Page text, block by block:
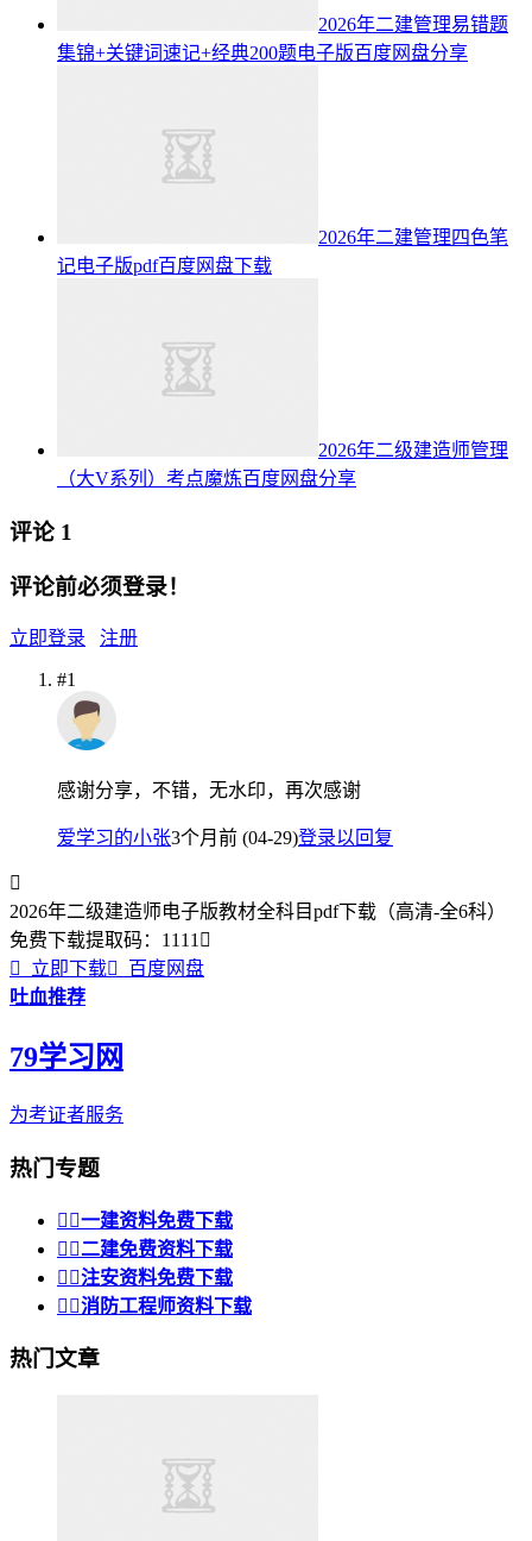
2026年二建管理易错题
集锦+关键词速记+经典200题电子版百度网盘分享
2026年二建管理四色笔
记电子版pdf百度网盘下载
2026年二级建造师管理
（大V系列）考点魔炼百度网盘分享
评论 1
评论前必须登录！
立即登录 注册
#1
感谢分享，不错，无水印，再次感谢
爱学习的小张3个月前 (04-29)登录以回复

2026年二级建造师电子版教材全科目pdf下载（高清-全6科）
免费下载提取码： 1111 

立即下载
百度网盘
吐血推荐
79学习网
为考证者服务
热门专题
 一建资料免费下载
 二建免费资料下载
 注安资料免费下载
 消防工程师资料下载
热门文章